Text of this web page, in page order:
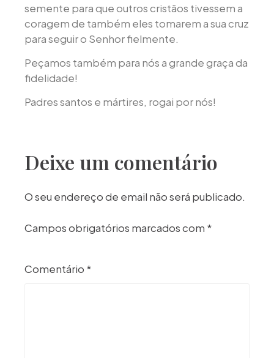
semente para que outros cristãos tivessem a
coragem de também eles tomarem a sua cruz
para seguir o Senhor fielmente.
Peçamos também para nós a grande graça da
fidelidade!
Padres santos e mártires, rogai por nós!
Deixe um comentário
O seu endereço de email não será publicado.
Campos obrigatórios marcados com *
Comentário *